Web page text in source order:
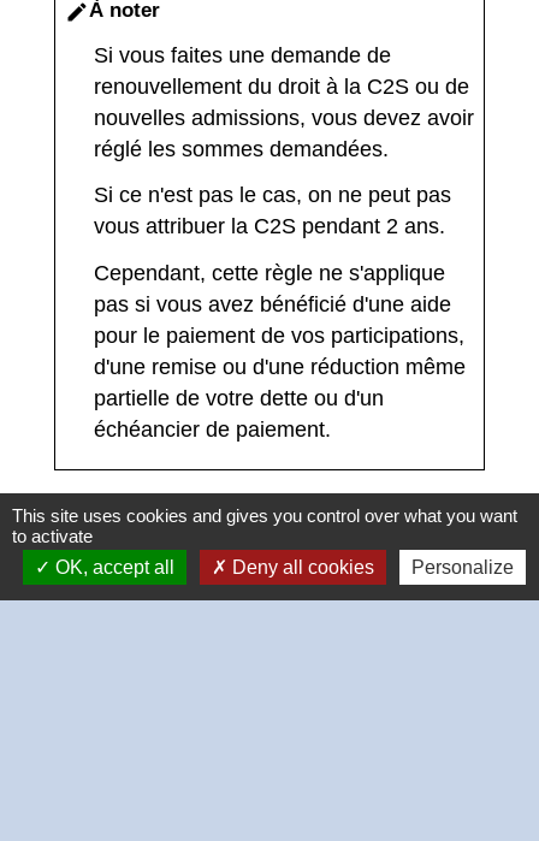
editÀ noter
Si vous faites une demande de
renouvellement du droit à la C2S ou de
nouvelles admissions, vous devez avoir
réglé les sommes demandées.
Si ce n'est pas le cas, on ne peut pas
vous attribuer la C2S pendant 2 ans.
Cependant, cette règle ne s'applique
pas si vous avez bénéficié d'une aide
pour le paiement de vos participations,
d'une remise ou d'une réduction même
partielle de votre dette ou d'un
échéancier de paiement.
Textes de référence
This site uses cookies and gives you control over what you want
to activate
OK, accept all
Deny all cookies Personalize